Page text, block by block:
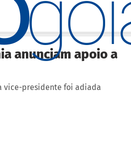
anunciam apoio a
vice-presidente foi adiada